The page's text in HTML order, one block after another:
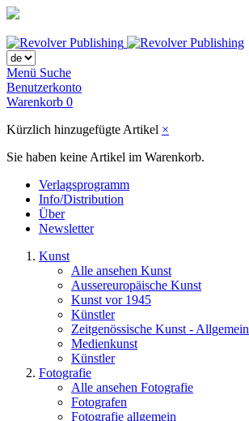
Menü Suche
Benutzerkonto
Warenkorb 0
Kürzlich hinzugefügte Artikel ×
Sie haben keine Artikel im Warenkorb.
Verlagsprogramm
Info/Distribution
Über
Newsletter
Kunst
Alle ansehen Kunst
Aussereuropäische Kunst
Kunst vor 1945
Künstler
Zeitgenössische Kunst - Allgemein
Medienkunst
Künstler
Fotografie
Alle ansehen Fotografie
Fotografen
Fotografie allgemein